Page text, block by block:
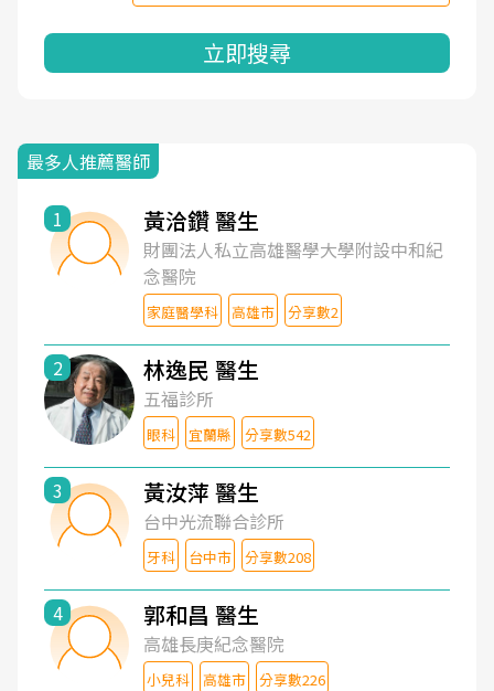
立即搜尋
最多人推薦醫師
1 黃洽鑽 醫生
財團法人私立高雄醫學大學附設中和紀
念醫院
家庭醫學科 高雄市 分享數2
2 林逸民 醫生
五福診所
眼科 宜蘭縣 分享數542
3 黃汝萍 醫生
台中光流聯合診所
牙科 台中市 分享數208
4 郭和昌 醫生
高雄長庚紀念醫院
小兒科 高雄市 分享數226